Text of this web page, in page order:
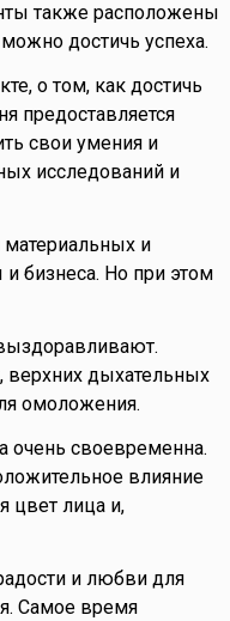
также расположены
достичь успеха.
о том, как достичь
предоставляется
свои умения и
исследований и
и
бизнеса. Но при этом
верхних дыхательных
омоложения.
очень своевременна.
влияние
цвет лица и,
и любви для
Самое время